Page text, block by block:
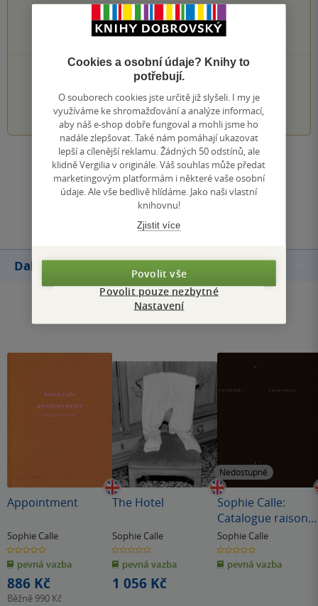
0×
2 hvězdičky
0×
1 hvezdička
PŘIDEJTE SVÉ HODNOCENÍ KNIHY
1 2 3 4 5
Zobrazit všechna hodnocení
Přidat hodnocení
Další knihy autora
Appointment
Sophie Calle
0.0
z
5
hvězdiček
pevná vazba
886 Kč
Běžně 990 Kč
The Hotel
Sophie Calle
0.0
z
5
hvězdiček
pevná vazba
1 056 Kč
Nedostupné
Sophie Calle:
Catalogue
of the unfinished
Sophie Calle
0.0
z
5
hvězdiček
pevná vazba
Cookies a osobní údaje? Knihy to
potřebují.
O souborech cookies jste určitě již slyšeli. I my je
využíváme ke shromažďování a analýze informací,
aby náš e-shop dobře fungoval a mohli jsme ho
nadále zlepšovat. Také nám pomáhají ukazovat
lepší a cílenější reklamu. Žádných 50 odstínů, ale
klidně Vergilia v originále. Váš souhlas může předat
marketingovým platformám i některé vaše osobní
údaje. Ale vše bedlivě hlídáme. Jako naši vlastní
knihovnu!
Zjistit více
Povolit vše
Povolit pouze nezbytné
Nastavení